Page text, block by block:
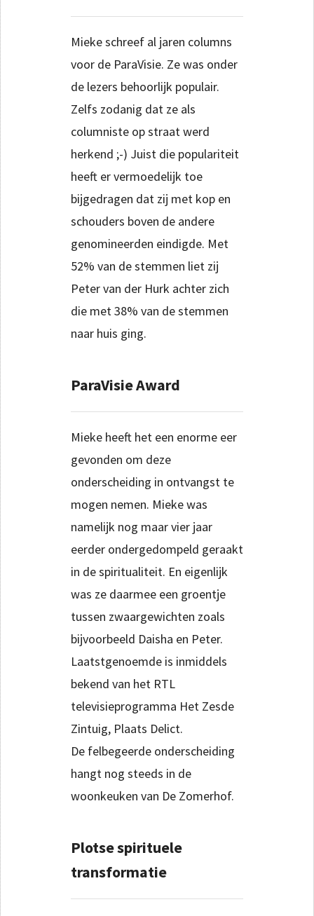
Mieke schreef al jaren columns
voor de ParaVisie. Ze was onder
de lezers behoorlijk populair.
Zelfs zodanig dat ze als
columniste op straat werd
herkend ;-) Juist die populariteit
heeft er vermoedelijk toe
bijgedragen dat zij met kop en
schouders boven de andere
genomineerden eindigde. Met
52% van de stemmen liet zij
Peter van der Hurk achter zich
die met 38% van de stemmen
naar huis ging.
ParaVisie Award
Mieke heeft het een enorme eer
gevonden om deze
onderscheiding in ontvangst te
mogen nemen. Mieke was
namelijk nog maar vier jaar
eerder ondergedompeld geraakt
in de spiritualiteit. En eigenlijk
was ze daarmee een groentje
tussen zwaargewichten zoals
bijvoorbeeld Daisha en Peter.
Laatstgenoemde is inmiddels
bekend van het RTL
televisieprogramma Het Zesde
Zintuig, Plaats Delict.
De felbegeerde onderscheiding
hangt nog steeds in de
woonkeuken van De Zomerhof.
Plotse spirituele
transformatie